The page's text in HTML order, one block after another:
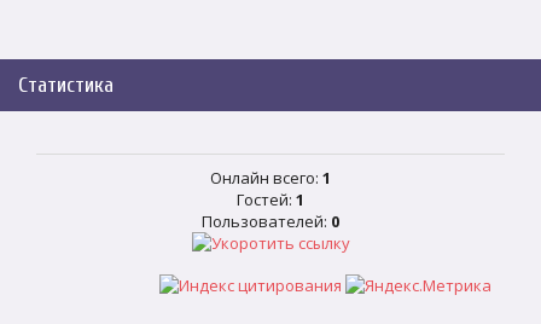
Статистика
Онлайн всего: 1
Гостей: 1
Пользователей: 0